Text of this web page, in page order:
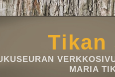
Tikan
MARIA